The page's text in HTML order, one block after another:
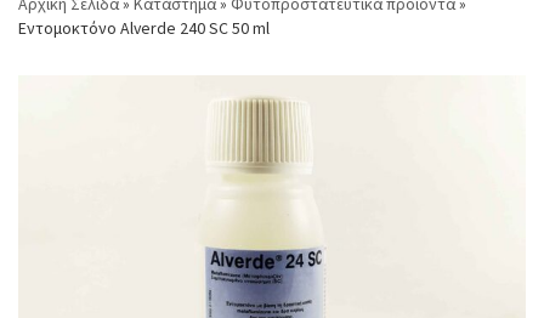
Εντομοκτόνο Alverde 240 SC 50 ml